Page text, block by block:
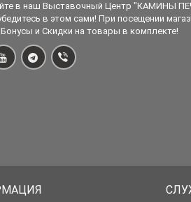
в наш Выставочный Центр "КАМИНЫ
в этом сами! При посещении
и Скидки на товары в комплекте!